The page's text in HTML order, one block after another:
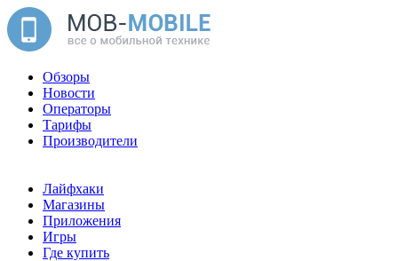
Обзоры
Новости
Операторы
Тарифы
Производители
Лайфхаки
Магазины
Приложения
Игры
Где купить